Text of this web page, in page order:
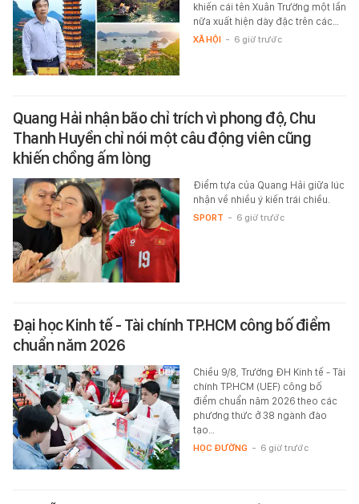
khiến cái tên Xuân Trường một lần
nữa xuất hiện dày đặc trên các…
XÃ HỘI - 6 giờ trước
Quang Hải nhận bão chỉ trích vì phong độ, Chu
Thanh Huyền chỉ nói một câu động viên cũng
khiến chồng ấm lòng
Điểm tựa của Quang Hải giữa lúc
nhận về nhiều ý kiến trái chiều.
SPORT - 6 giờ trước
Đại học Kinh tế - Tài chính TP.HCM công bố điểm
chuẩn năm 2026
Chiều 9/8, Trường ĐH Kinh tế - Tài
chính TP.HCM (UEF) công bố
điểm chuẩn năm 2026 theo các
phương thức ở 38 ngành đào
tạo…
HỌC ĐƯỜNG - 6 giờ trước